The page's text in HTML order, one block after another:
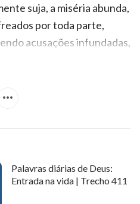
suja, a miséria abunda,
por toda parte,
acusações infundadas,
pisoteando essa cidade
e permeia o ar, e é
capaz de enxergar o
amarra firmemente
seus olhos e sela seus
diabos tem causado
de anos até o dia de hoje,
vigilância sobre a cidade
Palavras diárias de Deus:
Entrada na vida | Trecho 411